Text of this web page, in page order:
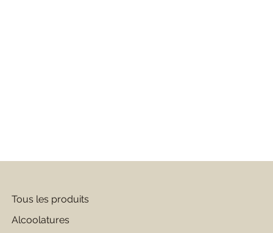
Tous les produits
Alcoolatures